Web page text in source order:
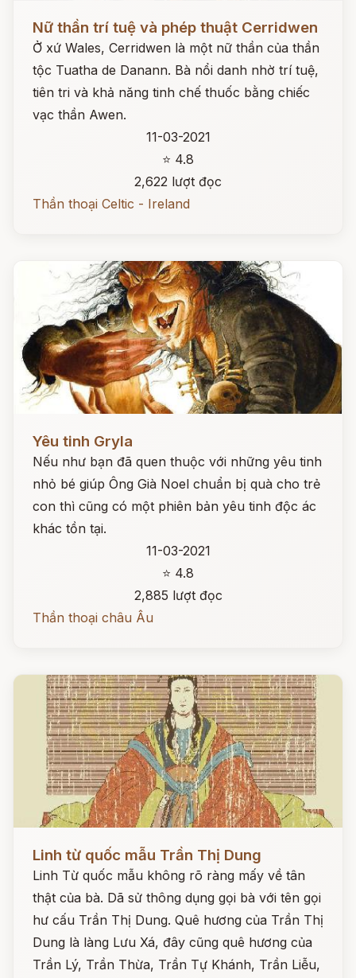
Nữ thần trí tuệ và phép thuật Cerridwen
Ở xứ Wales, Cerridwen là một nữ thần của thần
tộc Tuatha de Danann. Bà nổi danh nhờ trí tuệ,
tiên tri và khả năng tinh chế thuốc bằng chiếc
vạc thần Awen.
11-03-2021
⭐ 4.8
2,622 lượt đọc
Thần thoại Celtic - Ireland
Yêu tinh Gryla
Nếu như bạn đã quen thuộc với những yêu tinh
nhỏ bé giúp Ông Già Noel chuẩn bị quà cho trẻ
con thì cũng có một phiên bản yêu tinh độc ác
khác tồn tại.
11-03-2021
⭐ 4.8
2,885 lượt đọc
Thần thoại châu Âu
Linh từ quốc mẫu Trần Thị Dung
Linh Từ quốc mẫu không rõ ràng mấy về tân
thật của bà. Dã sử thông dụng gọi bà với tên gọi
hư cấu Trần Thị Dung. Quê hương của Trần Thị
Dung là làng Lưu Xá, đây cũng quê hương của
Trần Lý, Trần Thừa, Trần Tự Khánh, Trần Liễu,